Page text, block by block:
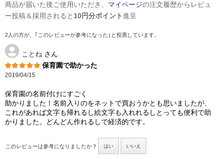
商品が届いた後ご使用いただき、 マイページの注文履歴からレビュ
ー投稿＆採用されると 10円分ポイント進呈
2人の方が、｢このレビューが参考になった｣と投票しています。
ことね さん
保育園で助かった
2019/04/15
保育園の名前付けにすごく
助かりました！名前入りのをネットで買おうかとも思いましたが、
これがあれば文字も帰れるし絵文字も入れれるしとっても便利で助
かりました。どんどん作れるしで経済的です。
このレビューは参考になりましたか？ はい いいえ